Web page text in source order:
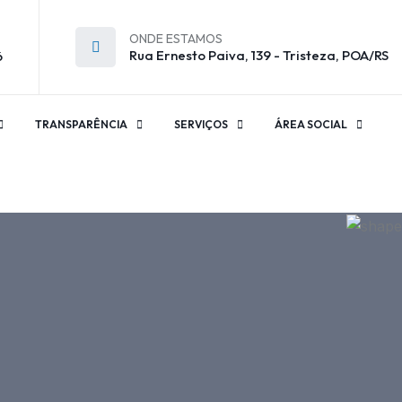
ONDE ESTAMOS
Rua Ernesto Paiva, 139 - Tristeza, POA/RS
TRANSPARÊNCIA SERVIÇOS ÁREA SOCIAL